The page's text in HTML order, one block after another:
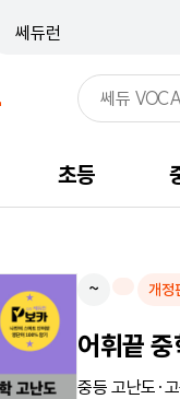
쎄듀런
초등
~ 개정
어휘끝
중등 고난도·